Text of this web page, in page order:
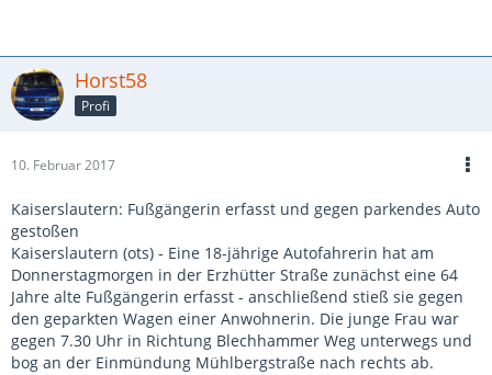
Horst58
Profi
10. Februar 2017
Kaiserslautern: Fußgängerin erfasst und gegen parkendes Auto
gestoßen
Kaiserslautern (ots) - Eine 18-jährige Autofahrerin hat am
Donnerstagmorgen in der Erzhütter Straße zunächst eine 64
Jahre alte Fußgängerin erfasst - anschließend stieß sie gegen
den geparkten Wagen einer Anwohnerin. Die junge Frau war
gegen 7.30 Uhr in Richtung Blechhammer Weg unterwegs und
bog an der Einmündung Mühlbergstraße nach rechts ab.